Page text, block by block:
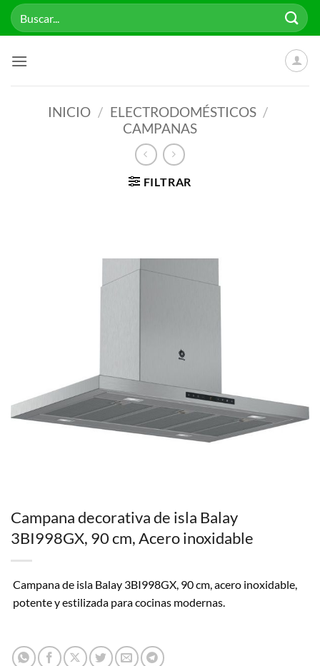
Saltar
Buscar
por:
INICIO / ELECTRODOMÉSTICOS /
CAMPANAS
FILTRAR
Campana decorativa de isla Balay
3BI998GX, 90 cm, Acero inoxidable
Campana de isla Balay 3BI998GX, 90 cm, acero inoxidable,
potente y estilizada para cocinas modernas.